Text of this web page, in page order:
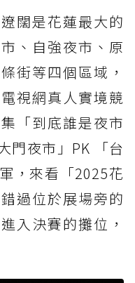
闊是花蓮最大的
、自強夜市、原
街等四個區域，
視網真人實境競
「到底誰是夜市
門夜市」PK 「台
，來看「2025花
過位於展場旁的
入決賽的攤位，